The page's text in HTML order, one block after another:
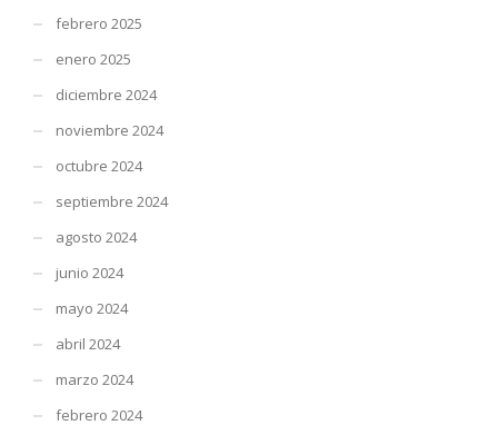
febrero 2025
enero 2025
diciembre 2024
noviembre 2024
octubre 2024
septiembre 2024
agosto 2024
junio 2024
mayo 2024
abril 2024
marzo 2024
febrero 2024